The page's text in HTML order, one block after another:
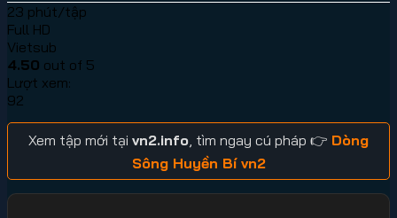
23 phút/tập
Full HD
Vietsub
4.50 out of 5
Lượt xem:
92
Xem tập mới tại vn2.info , tìm ngay cú pháp 👉 Dòng
Sông Huyền Bí vn2